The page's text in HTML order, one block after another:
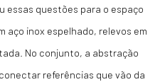
essas questões para o espaço
aço inox espelhado, relevos em
No conjunto, a abstração
referências que vão da